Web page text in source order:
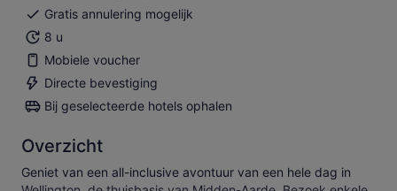
Gratis annulering mogelijk
8 u
Mobiele voucher
Directe bevestiging
Bij geselecteerde hotels ophalen
Overzicht
Geniet van een all-inclusive avontuur van een hele dag in